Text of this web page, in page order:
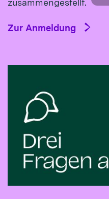
zusammengestellt.
Zur Anmeldung